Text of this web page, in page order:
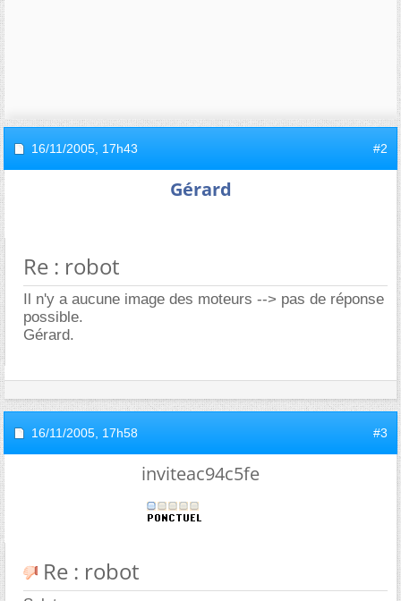
16/11/2005, 17h43 #2
Gérard
Re : robot
Il n'y a aucune image des moteurs --> pas de réponse
possible.
Gérard.
16/11/2005, 17h58 #3
inviteac94c5fe
Re : robot